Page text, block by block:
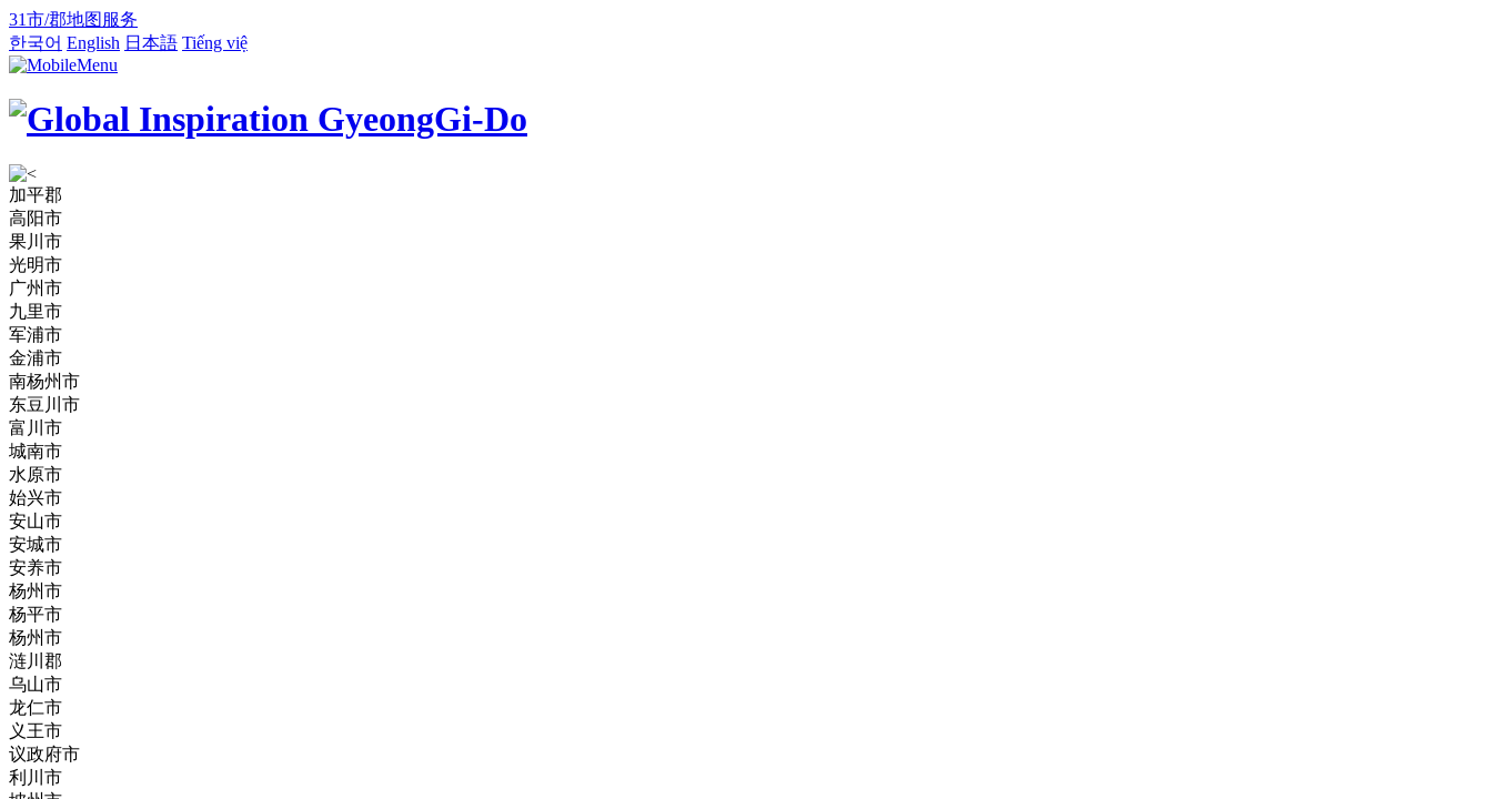
31市/郡地图服务
한국어 English 日本語 Tiếng việ
加平郡
高阳市
果川市
光明市
广州市
九里市
军浦市
金浦市
南杨州市
东豆川市
富川市
城南市
水原市
始兴市
安山市
安城市
安养市
杨州市
杨平市
杨州市
涟川郡
乌山市
龙仁市
义王市
议政府市
利川市